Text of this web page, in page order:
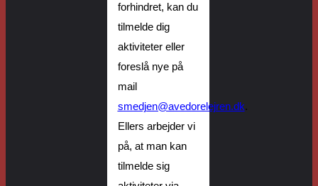
forhindret, kan du
tilmelde dig
aktiviteter eller
foreslå nye på
mail
smedjen@avedorelejren.dk.
Ellers arbejdervi
på, at man kan
tilmelde sig